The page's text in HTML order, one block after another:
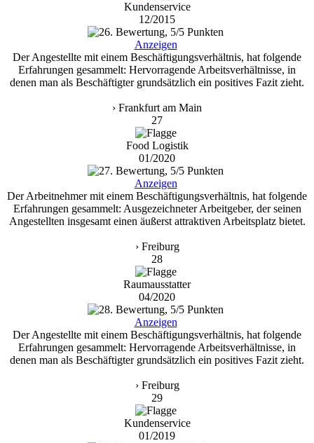
Kundenservice
12/2015
Anzeigen
Der Angestellte mit einem Beschäftigungsverhältnis, hat folgende
Erfahrungen gesammelt: Hervorragende Arbeitsverhältnisse, in
denen man als Beschäftigter grundsätzlich ein positives Fazit zieht.
› Frankfurt am Main
27
Food Logistik
01/2020
Anzeigen
Der Arbeitnehmer mit einem Beschäftigungsverhältnis, hat folgende
Erfahrungen gesammelt: Ausgezeichneter Arbeitgeber, der seinen
Angestellten insgesamt einen äußerst attraktiven Arbeitsplatz bietet.
› Freiburg
28
Raumausstatter
04/2020
Anzeigen
Der Angestellte mit einem Beschäftigungsverhältnis, hat folgende
Erfahrungen gesammelt: Hervorragende Arbeitsverhältnisse, in
denen man als Beschäftigter grundsätzlich ein positives Fazit zieht.
› Freiburg
29
Kundenservice
01/2019